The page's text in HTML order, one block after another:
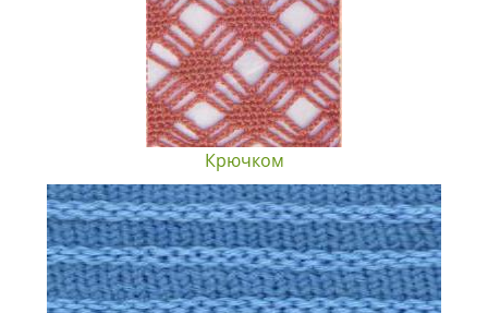
Крючком